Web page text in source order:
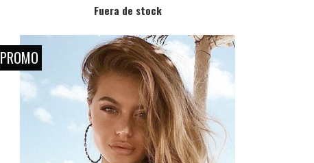
Fuera de stock
PROMO